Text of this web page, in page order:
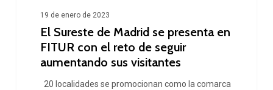
seguir
aumentando
19 de enero de 2023
El Sureste de Madrid se presenta en
FITUR con el reto de seguir
aumentando sus visitantes
20 localidades se promocionan como la comarca